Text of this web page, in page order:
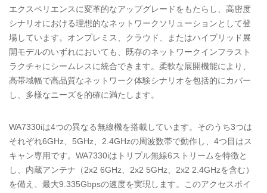
エクスペリエンスに変革的なアップグレードをもたらし、高密度
シナリオにおける理想的なネットワークソリューションとして登
場しています。オンプレミス、クラウド、またはハイブリッド展
開モデルのいずれにおいても、既存のネットワークインフラスト
ラクチャにシームレスに統合できます。柔軟な展開機能により、
高帯域幅で高品質なネットワーク体験シナリオを包括的にカバー
し、多様なニーズを的確に満たします。
WA7330iは4つの異なる無線機を搭載しています。そのうち3つは
それぞれ6GHz、5GHz、2.4GHzの周波数帯で動作し、4つ目はス
キャン専用です。WA7330iはトリプル無線6ストリームを特徴と
し、内蔵アンテナ（2x2 6GHz、2x2 5GHz、2x2 2.4GHzを含む）
を備え、最大9.335Gbpsの速度を実現します。このアクセスポイ